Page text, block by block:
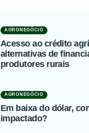
AGRONEGÓCIO
Acesso ao crédito
alternativas de
produtores rurais
AGRONEGÓCIO
Em baixa do dólar,
impactado?